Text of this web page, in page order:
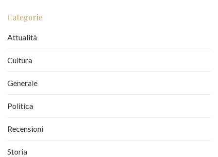
Categorie
Attualità
Cultura
Generale
Politica
Recensioni
Storia